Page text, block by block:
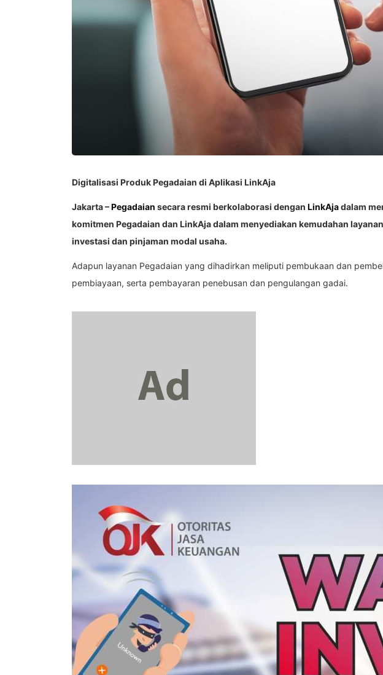
Digitalisasi Produk Pegadaian di Aplikasi LinkAja
Jakarta –Pegadaian secara resmi berkolaborasi dengan LinkAjadalam
komitmen Pegadaian dan LinkAja dalam menyediakan kemudahan
investasi dan pinjaman modal usaha.
Adapun layanan Pegadaian yang dihadirkan meliputi pembukaan dan
pembiayaan, serta pembayaran penebusan dan pengulangan gadai.